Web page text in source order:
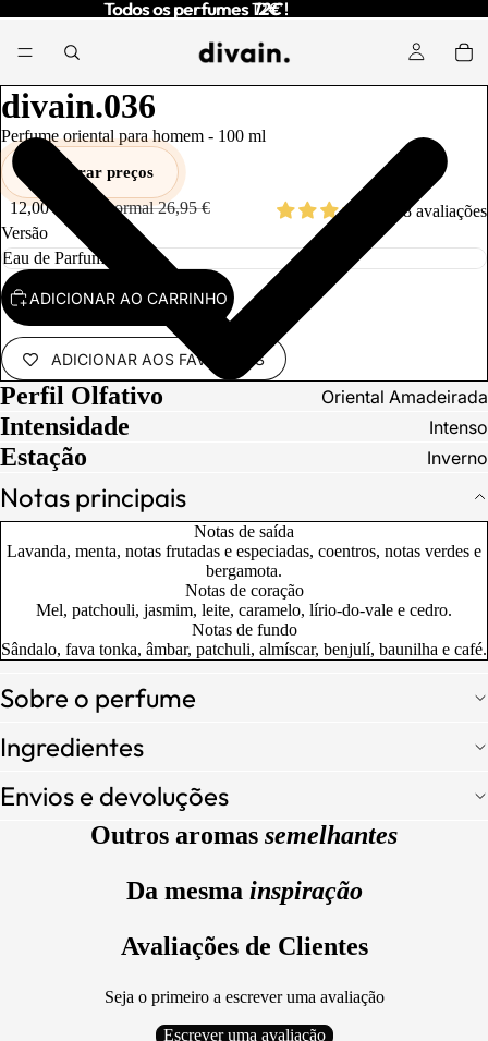
Todos os perfumes12€!
Todos os perfumes 12€ !
divain.036
Perfume oriental para homem - 100 ml
Comparar preços
12,00 € Preço normal26,95 €
298 avaliações
Versão
ADICIONAR AO CARRINHO
ADICIONAR AOS FAVORITOS
Perfil Olfativo Oriental Amadeirada
Intensidade Intenso
Estação Inverno
Notas principais
Notas de saída
Lavanda, menta, notas frutadas e especiadas, coentros, notas verdes e
bergamota.
Notas de coração
Mel, patchouli, jasmim, leite, caramelo, lírio-do-vale e cedro.
Notas de fundo
Sândalo, fava tonka, âmbar, patchuli, almíscar, benjulí, baunilha e café.
Sobre o perfume
Ingredientes
Envios e devoluções
Outros aromas semelhantes
Da mesma inspiração
Avaliações de Clientes
Seja o primeiro a escrever uma avaliação
Escrever uma avaliação